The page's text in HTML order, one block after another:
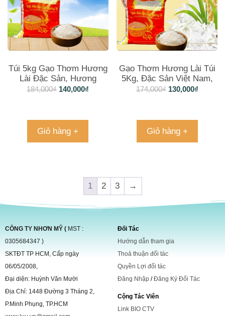
Túi 5kg Gạo Thơm Hương
Lài Đặc Sản, Hương
Thơm Duyên Dáng
184,000₫ 140,000₫
Giỏ hàng +
Gạo Thơm Hương Lài Túi
5Kg, Đặc Sản Việt Nam,
Hương Vị Tinh Tế
174,000₫ 130,000₫
Giỏ hàng +
1 2 3 →
CÔNG TY NHƠN MỸ ( MST :
0305684347 )
SKTĐT TP HCM, Cấp ngày
06/05/2008,
Đại diện: Huỳnh Văn Mười
Địa Chỉ: 1448 Đường 3 Tháng 2,
P.Minh Phụng, TP.HCM
Đối Tác
Hướng dẫn tham gia
Thoả thuận đối tác
Quyền Lợi đối tác
Đăng Nhập /Đăng Ký Đối Tác
Cộng Tác Viên
Link BIO CTV